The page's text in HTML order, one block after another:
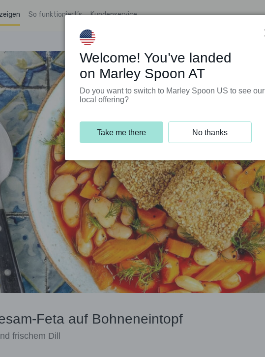
So funktioniert’s Kundenservice
Feta auf Bohneneintopf
frischem Dill
Welcome! You’ve landed
on Marley Spoon AT
Do you want to switch to Marley Spoon US to see our
local offering?
Take me there No thanks